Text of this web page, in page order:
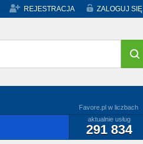
REJESTRACJA ZALOGUJ SIĘ
Favore.pl w liczbach
aktualnie usług
291 834